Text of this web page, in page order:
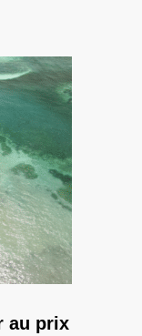
au prix